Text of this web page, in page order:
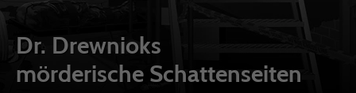
Dr. Drewnioks
mörderische Schattenseiten